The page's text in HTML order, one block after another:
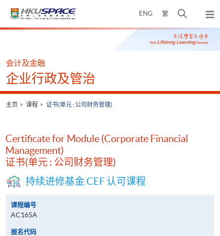
ENG 繁
开
搜
寻
弹
出
主
Main
会计及金融
企业行政及管治
主页 课程 证书(单元 : 公司财务管理)
Certificate for Module (Corporate Financial
Management)
证书(单元 : 公司财务管理)
持续进修基金 CEF 认可课程
课程编号
AC165A
报名代码